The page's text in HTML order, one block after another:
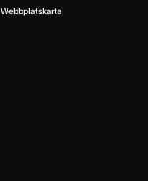
Webbplatskarta